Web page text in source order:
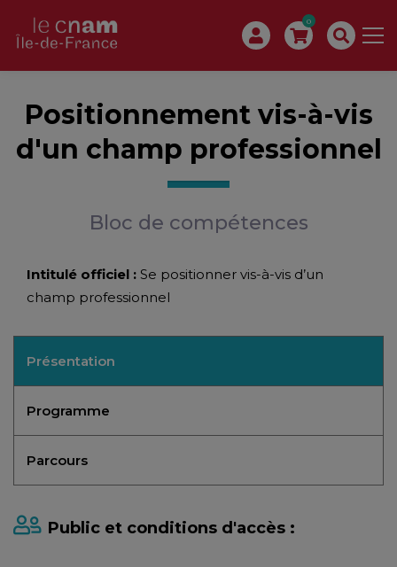
0
Positionnement vis-à-vis
d'un champ professionnel
Bloc de compétences
Intitulé officiel : Se positionner vis-à-vis d’un
champ professionnel
Présentation
Programme
Parcours
Public et conditions d'accès :